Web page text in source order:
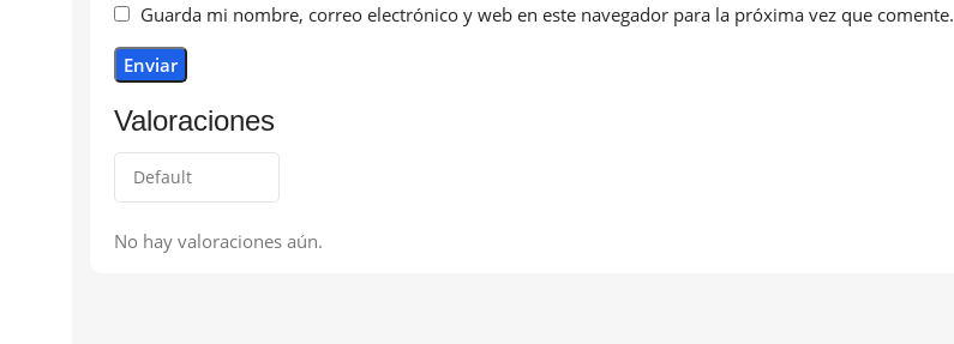
Valoraciones
No hay valoraciones aún.
Guarda mi nombre, correo electrónico y web en este navegador para la próxima vez que comente.